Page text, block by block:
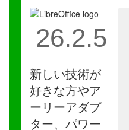
26.2.5
新しい技術が
好きな方やア
ーリーアダプ
ター、パワー